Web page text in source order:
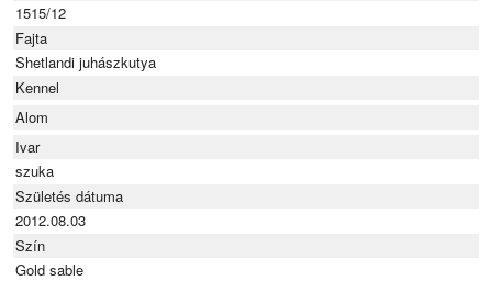
Tulajdonosok/Felvezetők
1515/12
Fajta
Shetlandi juhászkutya
Kennel
Alom
Ivar
szuka
Születés dátuma
2012.08.03
Szín
Gold sable